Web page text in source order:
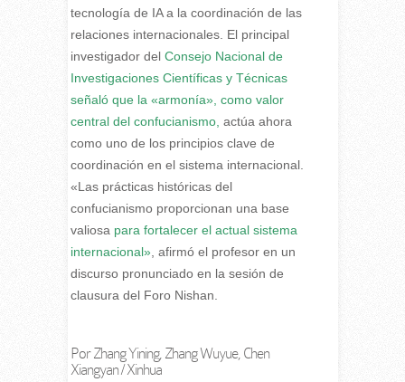
tecnología de IA a la coordinación de las
relaciones internacionales. El principal
investigador del Consejo Nacional de
Investigaciones Científicas y Técnicas
señaló que la «armonía», como valor
central del confucianismo, actúa ahora
como uno de los principios clave de
coordinación en el sistema internacional.
«Las prácticas históricas del
confucianismo proporcionan una base
valiosa para fortalecer el actual sistema
internacional», afirmó el profesor en un
discurso pronunciado en la sesión de
clausura del Foro Nishan.
Por Zhang Yining, Zhang Wuyue, Chen
Xiangyan / Xinhua